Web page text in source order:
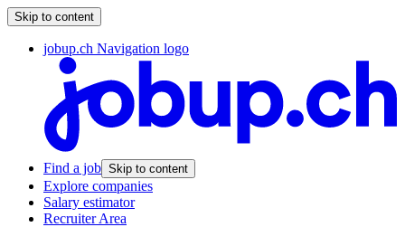
Skip to content
jobup.ch Navigation logo
Find a job Skip to content
Explore companies
Salary estimator
Recruiter Area